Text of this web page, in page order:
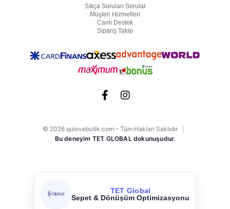
Sıkça Sorulan Sorular
Müşteri Hizmetleri
Canlı Destek
Sipariş Takip
© 2026 qulovebutik.com – Tüm Hakları Saklıdır
Bu deneyim TET GLOBAL dokunuşudur.
TET Global
Meta & Google Ads Yönetimi